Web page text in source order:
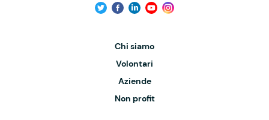
Chi siamo
Volontari
Aziende
Non profit